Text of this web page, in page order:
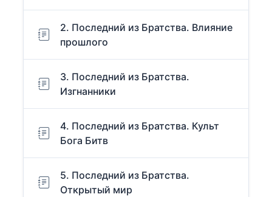
2. Последний из Братства. Влияние
прошлого
3. Последний из Братства.
Изгнанники
4. Последний из Братства. Культ
Бога Битв
5. Последний из Братства.
Открытый мир